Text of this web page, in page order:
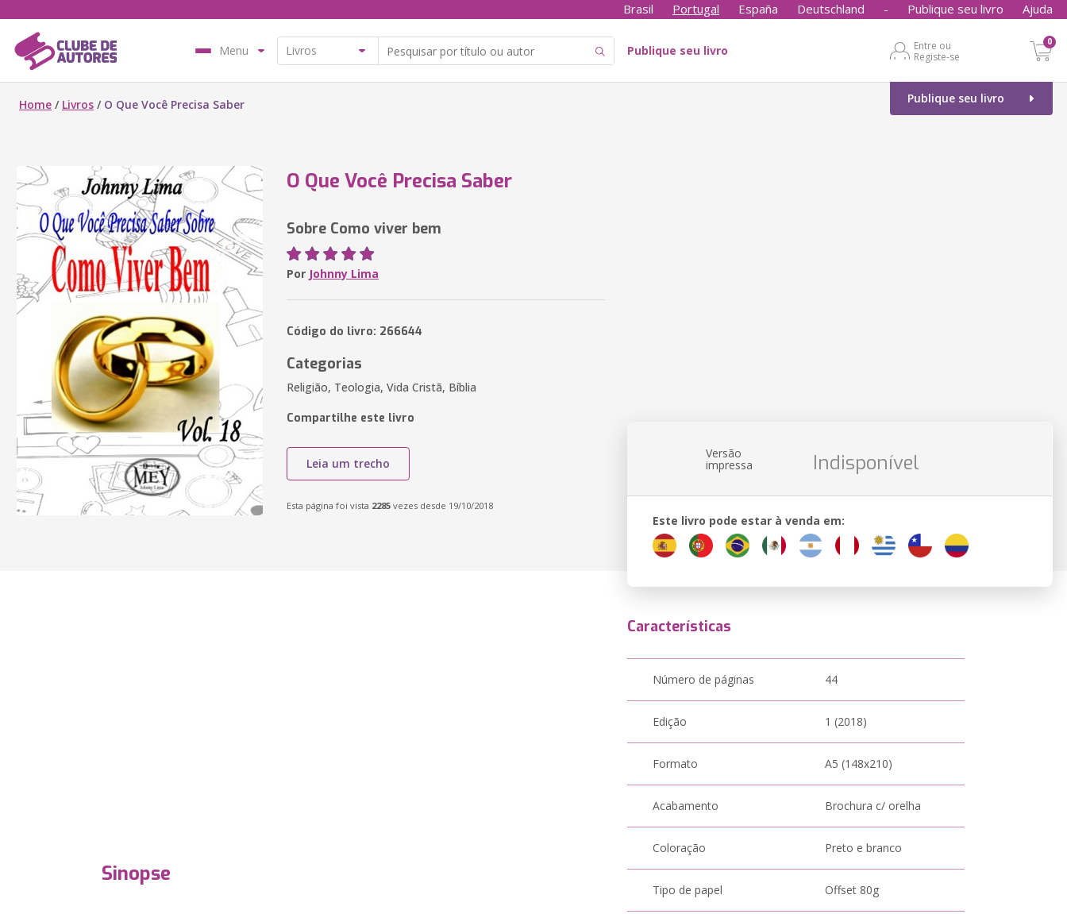
Brasil Portugal España Deutschland - Publique seu livro Ajuda
Menu Publique seu livro
Entre ou
Registe-se
0
Publique seu livro
Home / Livros / O Que Você Precisa Saber
O Que Você Precisa Saber
Sobre Como viver bem
Por Johnny Lima
Código do livro: 266644
Categorias
Religião, Teologia, Vida Cristã, Bíblia
Compartilhe este livro
Leia um trecho
Esta página foi vista 2285 vezes desde 19/10/2018
Versão
impressa Indisponível
Este livro pode estar à venda em:
Sinopse
Características
Número de páginas 44
Edição 1 (2018)
Formato A5 (148x210)
Acabamento Brochura c/ orelha
Coloração Preto e branco
Tipo de papel Offset 80g